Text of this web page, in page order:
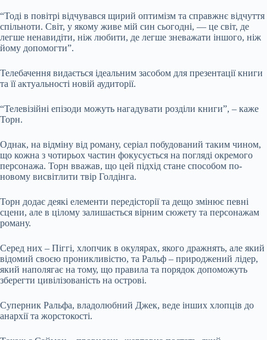
“Тоді в повітрі відчувався щирий оптимізм та справжнє відчуття
спільноти. Світ, у якому живе мій син сьогодні, — це світ, де
легше ненавидіти, ніж любити, де легше зневажати іншого, ніж
йому допомогти”.
Телебачення видається ідеальним засобом для презентації книги
та її актуальності новій аудиторії.
“Телевізійні епізоди можуть нагадувати розділи книги”, – каже
Торн.
Однак, на відміну від роману, серіал побудований таким чином,
що кожна з чотирьох частин фокусується на погляді окремого
персонажа. Торн вважав, що цей підхід стане способом по-
новому висвітлити твір Голдінга.
Торн додає деякі елементи передісторії та дещо змінює певні
сцени, але в цілому залишається вірним сюжету та персонажам
роману.
Серед них – Піггі, хлопчик в окулярах, якого дражнять, але який
відомий своєю проникливістю, та Ральф – природжений лідер,
який наполягає на тому, що правила та порядок допоможуть
зберегти цивілізованість на острові.
Суперник Ральфа, владолюбний Джек, веде інших хлопців до
анархії та жорстокості.